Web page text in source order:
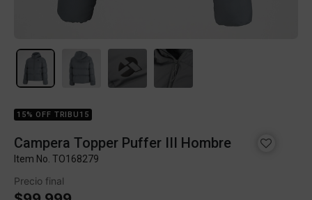
15% OFF TRIBU15
Campera Topper Puffer III Hombre
Item No. TO168279
Precio final